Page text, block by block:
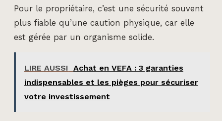
Pour le propriétaire, c’est une sécurité souvent
plus fiable qu’une caution physique, car elle
est gérée par un organisme solide.
LIRE AUSSI Achat en VEFA : 3 garanties
indispensables et les pièges pour sécuriser
votre investissement